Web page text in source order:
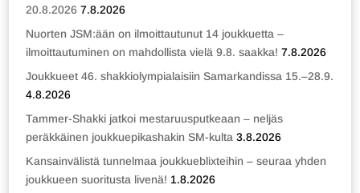
20.8.2026 7.8.2026
Nuorten JSM:ään on ilmoittautunut 14 joukkuetta –
ilmoittautuminen on mahdollista vielä 9.8. saakka! 7.8.2026
Joukkueet 46. shakkiolympialaisiin Samarkandissa 15.–28.9.
4.8.2026
Tammer-Shakki jatkoi mestaruusputkeaan – neljäs
peräkkäinen joukkuepikashakin SM-kulta 3.8.2026
Kansainvälistä tunnelmaa joukkueblixteihin – seuraa yhden
joukkueen suoritusta livenä! 1.8.2026